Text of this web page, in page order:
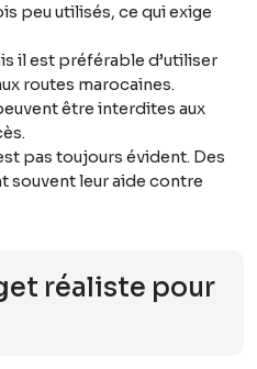
peu utilisés, ce qui exige
il est préférable d’utiliser
routes marocaines.
être interdites aux
pas toujours évident. Des
souvent leur aide contre
réaliste pour